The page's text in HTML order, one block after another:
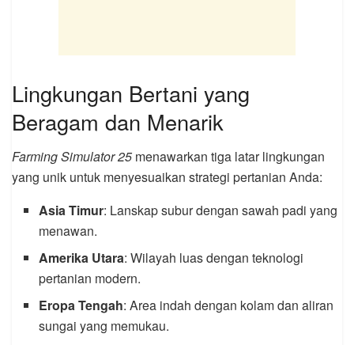
Lingkungan Bertani yang
Beragam dan Menarik
Farming Simulator 25 menawarkan tiga latar lingkungan
yang unik untuk menyesuaikan strategi pertanian Anda:
Asia Timur: Lanskap subur dengan sawah padi yang
menawan.
Amerika Utara: Wilayah luas dengan teknologi
pertanian modern.
Eropa Tengah: Area indah dengan kolam dan aliran
sungai yang memukau.